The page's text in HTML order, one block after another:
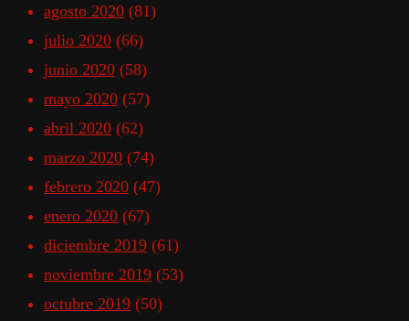
agosto 2020 (81)
julio 2020 (66)
junio 2020 (58)
mayo 2020 (57)
abril 2020 (62)
marzo 2020 (74)
febrero 2020 (47)
enero 2020 (67)
diciembre 2019 (61)
noviembre 2019 (53)
octubre 2019 (50)